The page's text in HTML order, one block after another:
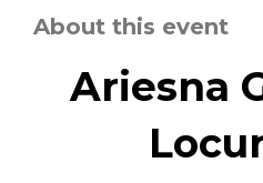
About this event
Ariesna